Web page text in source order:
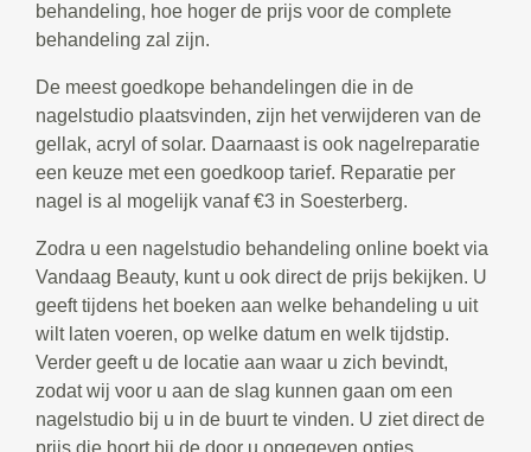
behandeling, hoe hoger de prijs voor de complete
behandeling zal zijn.
De meest goedkope behandelingen die in de
nagelstudio plaatsvinden, zijn het verwijderen van de
gellak, acryl of solar. Daarnaast is ook nagelreparatie
een keuze met een goedkoop tarief. Reparatie per
nagel is al mogelijk vanaf €3 in Soesterberg.
Zodra u een nagelstudio behandeling online boekt via
Vandaag Beauty, kunt u ook direct de prijs bekijken. U
geeft tijdens het boeken aan welke behandeling u uit
wilt laten voeren, op welke datum en welk tijdstip.
Verder geeft u de locatie aan waar u zich bevindt,
zodat wij voor u aan de slag kunnen gaan om een
nagelstudio bij u in de buurt te vinden. U ziet direct de
prijs die hoort bij de door u opgegeven opties.